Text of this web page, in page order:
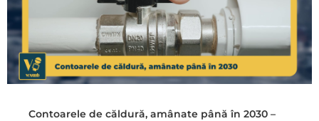
Contoarele de căldură, amânate până în 2030 –